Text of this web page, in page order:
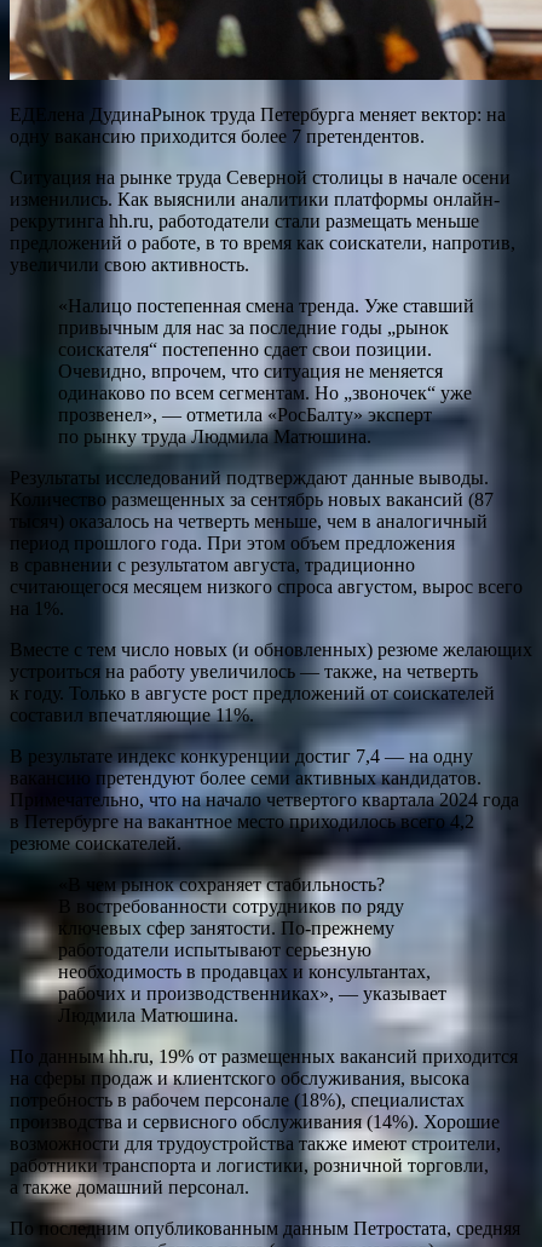
ЕДЕлена ДудинаРынок труда Петербурга меняет вектор: на
одну вакансию приходится более 7 претендентов.
Ситуация на рынке труда Северной столицы в начале осени
изменились. Как выяснили аналитики платформы онлайн-
рекрутинга hh.ru, работодатели стали размещать меньше
предложений о работе, в то время как соискатели, напротив,
увеличили свою активность.
«Налицо постепенная смена тренда. Уже ставший
привычным для нас за последние годы „рынок
соискателя“ постепенно сдает свои позиции.
Очевидно, впрочем, что ситуация не меняется
одинаково по всем сегментам. Но „звоночек“ уже
прозвенел», — отметила «РосБалту» эксперт
по рынку труда Людмила Матюшина.
Результаты исследований подтверждают данные выводы.
Количество размещенных за сентябрь новых вакансий (87
тысяч) оказалось на четверть меньше, чем в аналогичный
период прошлого года. При этом объем предложения
в сравнении с результатом августа, традиционно
считающегося месяцем низкого спроса августом, вырос всего
на 1%.
Вместе с тем число новых (и обновленных) резюме желающих
устроиться на работу увеличилось — также, на четверть
к году. Только в августе рост предложений от соискателей
составил впечатляющие 11%.
В результате индекс конкуренции достиг 7,4 — на одну
вакансию претендуют более семи активных кандидатов.
Примечательно, что на начало четвертого квартала 2024 года
в Петербурге на вакантное место приходилось всего 4,2
резюме соискателей.
«В чем рынок сохраняет стабильность?
В востребованности сотрудников по ряду
ключевых сфер занятости. По-прежнему
работодатели испытывают серьезную
необходимость в продавцах и консультантах,
рабочих и производственниках», — указывает
Людмила Матюшина.
По данным hh.ru, 19% от размещенных вакансий приходится
на сферы продаж и клиентского обслуживания, высока
потребность в рабочем персонале (18%), специалистах
производства и сервисного обслуживания (14%). Хорошие
возможности для трудоустройства также имеют строители,
работники транспорта и логистики, розничной торговли,
а также домашний персонал.
По последним опубликованным данным Петростата, средняя